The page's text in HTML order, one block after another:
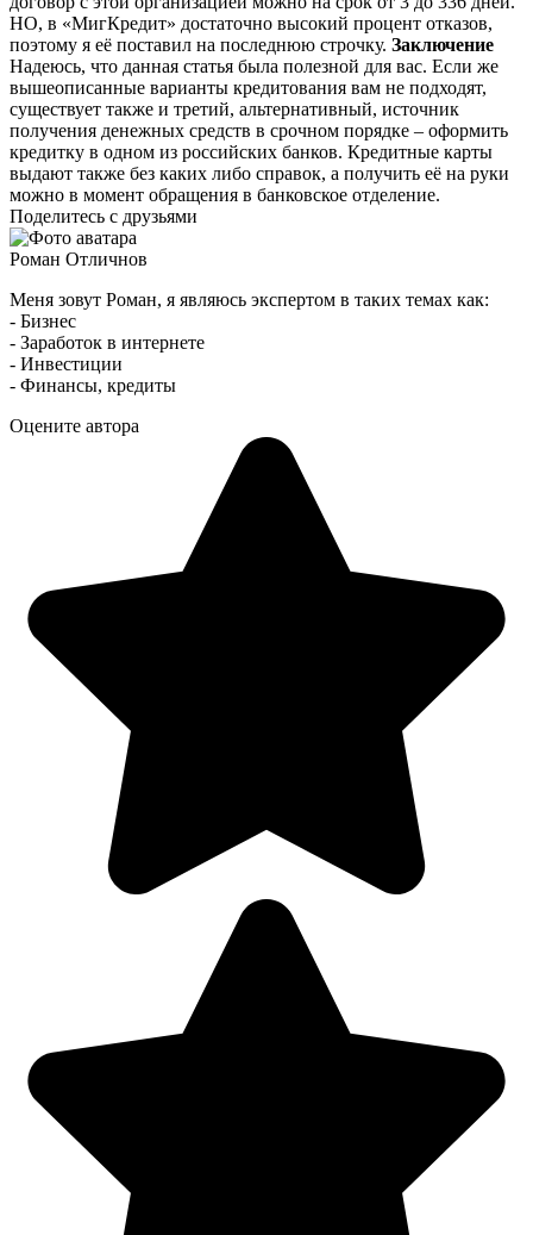
НО, в «МигКредит» достаточно высокий процент отказов,
поэтому я её поставил на последнюю строчку. Заключение
Надеюсь, что данная статья была полезной для вас. Если же
вышеописанные варианты кредитования вам не подходят,
существует также и третий, альтернативный, источник
получения денежных средств в срочном порядке – оформить
кредитку в одном из российских банков. Кредитные карты
выдают также без каких либо справок, а получить её на руки
можно в момент обращения в банковское отделение.
Поделитесь с друзьями
Роман Отличнов
Меня зовут Роман, я являюсь экспертом в таких темах как:
- Бизнес
- Заработок в интернете
- Инвестиции
- Финансы, кредиты
Оцените автора